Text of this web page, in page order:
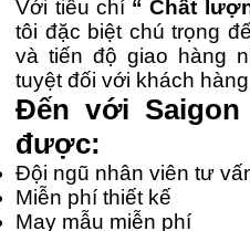
Với tiêu chí“ Chất
tôi đặc biệt chú trọng
và tiến độ giao hàng
tuyệt đối với khách
Đến với Saigon
được:
Đội ngũ nhân viên tư
Miễn phí thiết kế
May mẫu miễn phí